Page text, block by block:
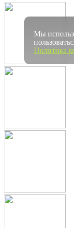
Мы
Политика